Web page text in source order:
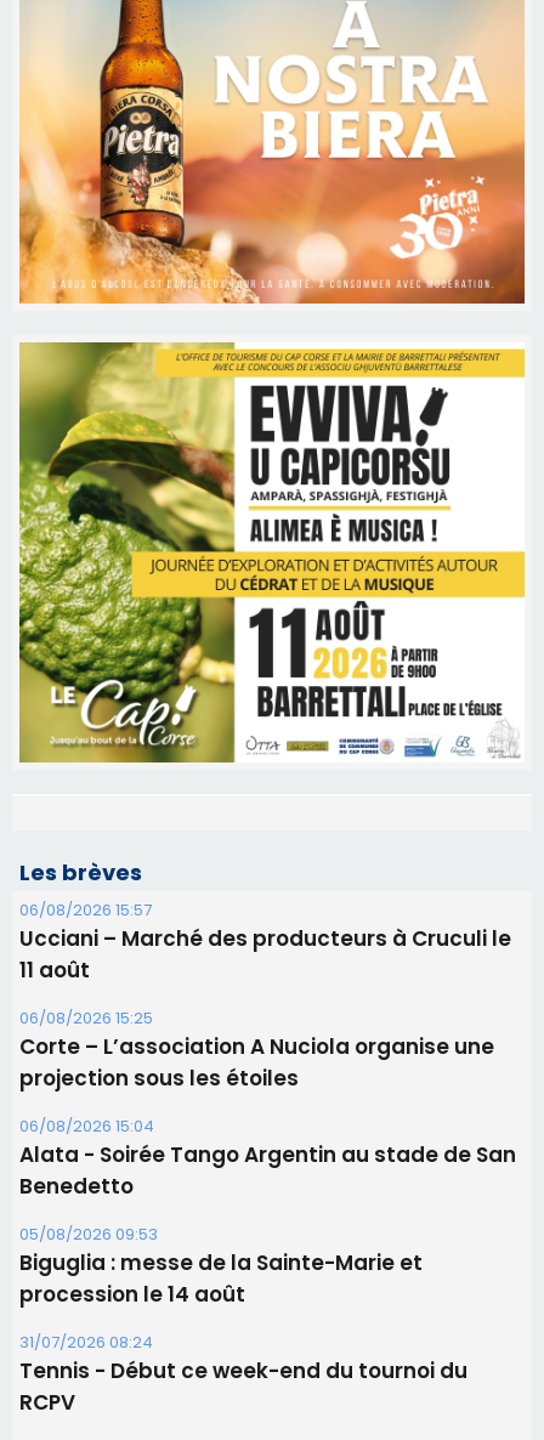
Les brèves
06/08/2026 15:57
Ucciani – Marché des producteurs à Cruculi le
11 août
06/08/2026 15:25
Corte – L’association A Nuciola organise une
projection sous les étoiles
06/08/2026 15:04
Alata - Soirée Tango Argentin au stade de San
Benedetto